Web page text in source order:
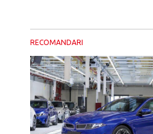
RECOMANDARI